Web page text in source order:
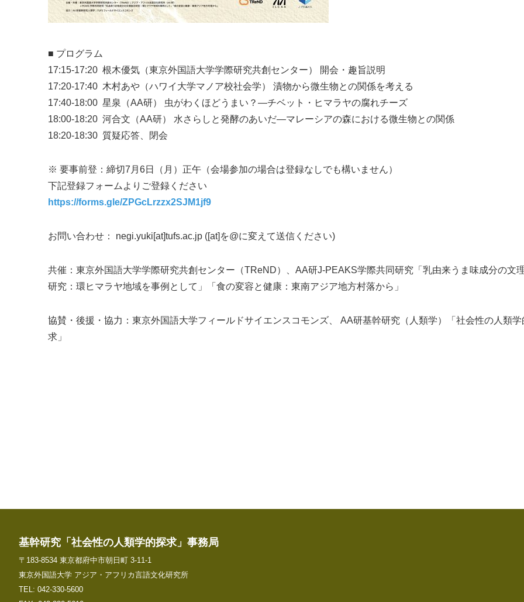
■ プログラム
17:15-17:20 根木優気（東京外国語大学学際研究共創センター） 開会・趣旨説明
17:20-17:40 木村あや（ハワイ大学マノア校社会学） 漬物から微生物との関係を考える
17:40-18:00 星泉（AA研） 虫がわくほどうまい？―チベット・ヒマラヤの腐れチーズ
18:00-18:20 河合文（AA研） 水さらしと発酵のあいだ―マレーシアの森における微生物との関係
18:20-18:30 質疑応答、閉会
※ 要事前登：締切7月6日（月）正午（会場参加の場合は登録なしでも構いません）
下記登録フォームよりご登録ください
https://forms.gle/ZPGcLrzzx2SJM1jf9
お問い合わせ： negi.yuki[at]tufs.ac.jp ([at]を@に変えて送信ください)
共催：東京外国語大学学際研究共創センター（TReND）、AA研J-PEAKS学際共同研究「乳由来うま味成分の文
研究：環ヒマラヤ地域を事例として」「食の変容と健康：東南アジア地方村落から」
協賛・後援・協力：東京外国語大学フィールドサイエンスコモンズ、 AA研基幹研究（人類学）「社会性の人類学
求」
基幹研究「社会性の人類学的探求」事務局
〒183-8534 東京都府中市朝日町 3-11-1
東京外国語大学 アジア・アフリカ言語文化研究所
TEL: 042-330-5600